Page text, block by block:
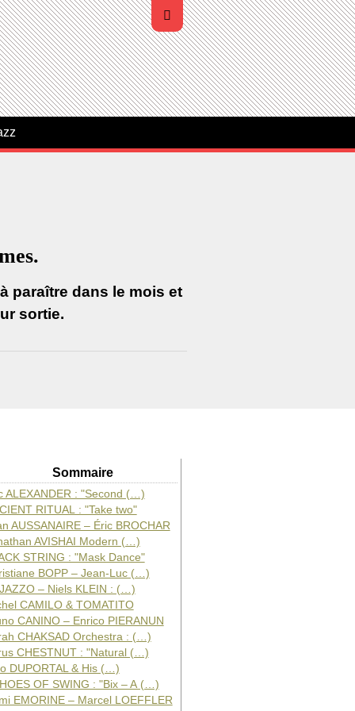
paraître dans le mois et
sortie.
Sommaire
ALEXANDER : "Second (…)
RITUAL : "Take two"
AUSSANAIRE – Éric BROCHAR
AVISHAI Modern (…)
STRING : "Mask Dance"
BOPP – Jean-Luc (…)
– Niels KLEIN : (…)
CAMILO & TOMATITO
CANINO – Enrico PIERANUN
CHAKSAD Orchestra : (…)
CHESTNUT : "Natural (…)
DUPORTAL & His (…)
OF SWING : "Bix – A (…)
EMORINE – Marcel LOEFFLER